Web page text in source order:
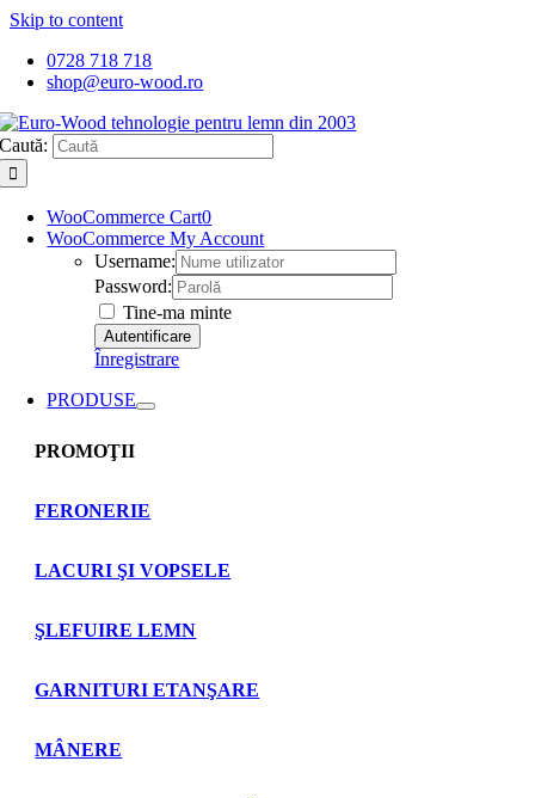
Skip to content
0728 718 718
shop@euro-wood.ro
Caută:
WooCommerce Cart0
WooCommerce My Account
Username:
Password:
Tine-ma minte
Înregistrare
PRODUSE
PROMOŢII
FERONERIE
LACURI ŞI VOPSELE
ŞLEFUIRE LEMN
GARNITURI ETANŞARE
MÂNERE